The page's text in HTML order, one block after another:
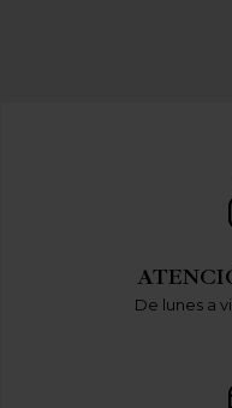
De lunes a